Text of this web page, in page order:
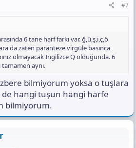
#7
6 tane harf farkı var. ğ,ü,ş,i,ç,ö
da zaten paranteze virgüle basınca
olmayacak İngilizce Q olduğunda. 6
tamamen aynı.
bilmiyorum yoksa o tuşlara
de hangi tuşun hangi harfe
bilmiyorum.